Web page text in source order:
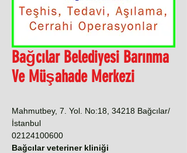
Bağcılar Belediyesi Barınma
Ve Müşahade Merkezi
Mahmutbey, 7. Yol. No:18, 34218 Bağcılar/
İstanbul
02124100600
Bağcılar veteriner kliniği